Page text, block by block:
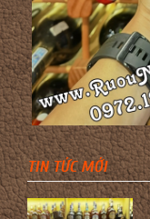
TIN TỨC MỚI